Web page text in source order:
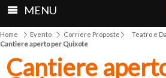
MENU
Home Evento Corriere Proposte
Teatro e
Cantiere aperto per Quixote
Cantiere